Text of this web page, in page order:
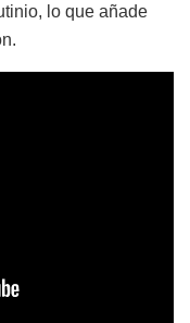
lo que añade